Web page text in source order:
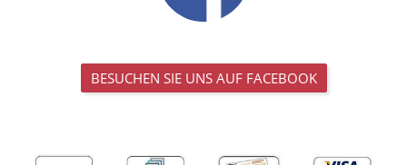
BESUCHEN SIE UNS AUF FACEBOOK